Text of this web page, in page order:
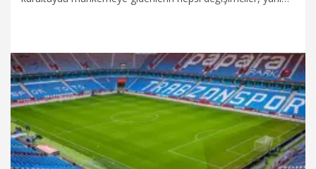
Kavga buradan çıkıyor" dedi.
8.08.2026 Politika